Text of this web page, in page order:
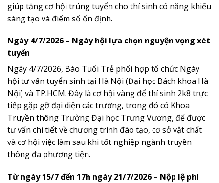
giúp tăng cơ hội trúng tuyển cho thí sinh có năng khiếu
sáng tạo và điểm số ổn định.
Ngày 4/7/2026 – Ngày hội lựa chọn nguyện vọng xét
tuyển
Ngày 4/7/2026, Báo Tuổi Trẻ phối hợp tổ chức Ngày
hội tư vấn tuyển sinh tại Hà Nội (Đại học Bách khoa Hà
Nội) và TP.HCM. Đây là cơ hội vàng để thí sinh 2k8 trực
tiếp gặp gỡ đại diện các trường, trong đó có Khoa
Truyền thông Trường Đại học Trưng Vương, để được
tư vấn chi tiết về chương trình đào tạo, cơ sở vật chất
và cơ hội việc làm sau khi tốt nghiệp ngành truyền
thông đa phương tiện.
Từ ngày 15/7 đến 17h ngày 21/7/2026 – Nộp lệ phí